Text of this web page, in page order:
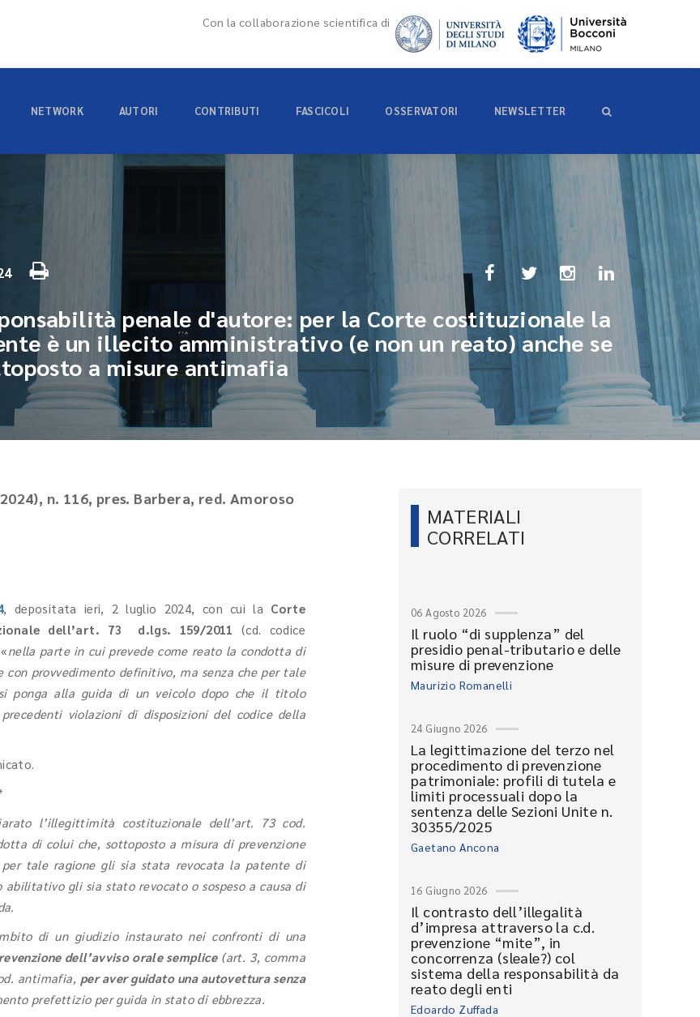
Con la collaborazione scientifica di
NETWORK AUTORI CONTRIBUTI FASCICOLI OSSERVATORI NEWSLETTER
penale d'autore: per la Corte costituzionale la
è un illecito amministrativo (e non un reato) anche se
a misure antimafia
n. 116, pres. Barbera, red. Amoroso
, depositata ieri, 2 luglio 2024, con cui la Corte
dell’art. 73 d.lgs. 159/2011 (cd. codice
nella parte in cui prevede come reato la condotta di
provvedimento definitivo, ma senza che per tale
ponga alla guida di un veicolo dopo che il titolo
violazioni di disposizioni del codice della
l’illegittimità costituzionale dell’art. 73 cod.
di colui che, sottoposto a misura di prevenzione
tale ragione gli sia stata revocata la patente di
gli sia stato revocato o sospeso a causa di
di un giudizio instaurato nei confronti di una
dell’avviso orale semplice(art. 3, comma
antimafia, per aver guidato una autovettura senza
prefettizio per guida in stato di ebbrezza.
MATERIALI
CORRELATI
06 Agosto 2026
Il ruolo “di supplenza” del
presidio penal-tributario e delle
misure di prevenzione
Maurizio Romanelli
24 Giugno 2026
La legittimazione del terzo nel
procedimento di prevenzione
patrimoniale: profili di tutela e
limiti processuali dopo la
sentenza delle Sezioni Unite n.
30355/2025
Gaetano Ancona
16 Giugno 2026
Il contrasto dell’illegalità
d’impresa attraverso la c.d.
prevenzione “mite”, in
concorrenza (sleale?) col
sistema della responsabilità da
reato degli enti
Edoardo Zuffada